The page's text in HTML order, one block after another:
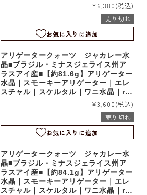
¥6,380(税込)
売り切れ
お気に入りに追加
アリゲータークォーツ ジャカレー水
晶■ブラジル・ミナスジェライス州ア
ラスアイ産■【約81.6g】アリゲーター
水晶｜スモーキーアリゲーター｜エレ
スチャル｜スケルタル｜ワニ水晶｜rm
¥3,600(税込)
売り切れ
お気に入りに追加
アリゲータークォーツ ジャカレー水
晶■ブラジル・ミナスジェライス州ア
ラスアイ産■【約84.1g】アリゲーター
水晶｜スモーキーアリゲーター｜エレ
スチャル｜スケルタル｜ワニ水晶｜rm